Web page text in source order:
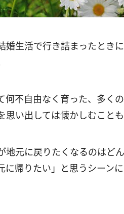
生活で行き詰まったときに
不自由なく育った、多く
思い出しては懐かしむこと
地元に戻りたくなるのは
帰りたい」と思うシーンに